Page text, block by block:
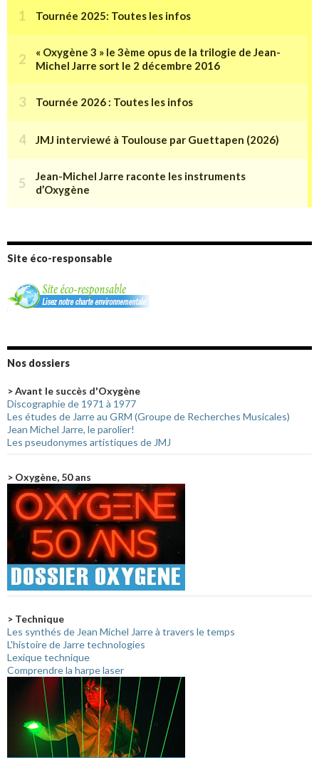
Site éco-responsable
Nos dossiers
> Avant le succès d'Oxygène
Discographie de 1971 à 1977
Les études de Jarre au GRM (Groupe de Recherches Musicales)
Jean Michel Jarre, le parolier!
Les pseudonymes artistiques de JMJ
> Oxygène, 50 ans
> Technique
Les synthés de Jean Michel Jarre à travers le temps
L'histoire de Jarre technologies
Lexique technique
Comprendre la harpe laser